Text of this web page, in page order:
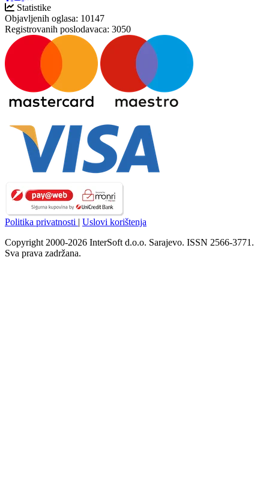
Statistike
Objavljenih oglasa: 10147
Registrovanih poslodavaca: 3050
Politika privatnosti | Uslovi korištenja
Copyright 2000-2026 InterSoft d.o.o. Sarajevo. ISSN 2566-3771.
Sva prava zadržana.